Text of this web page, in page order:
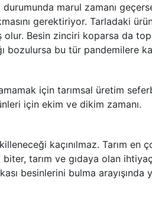
marul zamanı
gerektiriyor. Tarladaki
Besin zinciri koparsa da
bozulursa bu tür pandemilere
için tarımsal üretim
için ekim ve dikim zamanı.
kaçınılmaz. Tarım en
tarım ve gıdaya olan ihtiyaç
besinlerini bulma arayışında